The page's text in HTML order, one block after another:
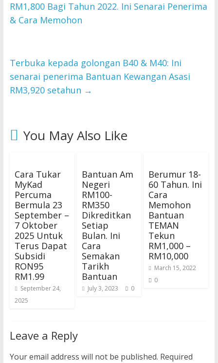
RM1,800 Bagi Tahun 2022. Ini Senarai Penerima
& Cara Memohon
Terbuka kepada golongan B40 & M40: Ini
senarai penerima Bantuan Kewangan Asasi
RM3,920 setahun →
You May Also Like
Cara Tukar
MyKad
Percuma
Bermula 23
September –
7 Oktober
2025 Untuk
Terus Dapat
Subsidi
RON95
RM1.99
September 24,
2025
Bantuan Am
Negeri
RM100-
RM350
Dikreditkan
Setiap
Bulan. Ini
Cara
Semakan
Tarikh
Bantuan
July 3, 2023 0
Berumur 18-
60 Tahun. Ini
Cara
Memohon
Bantuan
TEMAN
Tekun
RM1,000 –
RM10,000
March 15, 2022
0
Leave a Reply
Your email address will not be published. Required